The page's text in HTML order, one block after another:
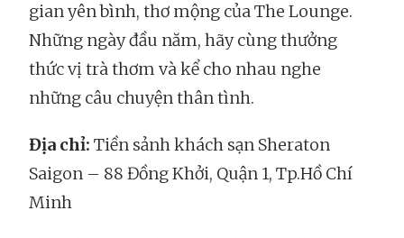
gian yên bình, thơ mộng của The Lounge.
Những ngày đầu năm, hãy cùng thưởng
thức vị trà thơm và kể cho nhau nghe
những câu chuyện thân tình.
Địa chỉ: Tiền sảnh khách sạn Sheraton
Saigon – 88 Đồng Khởi, Quận 1, Tp.Hồ Chí
Minh